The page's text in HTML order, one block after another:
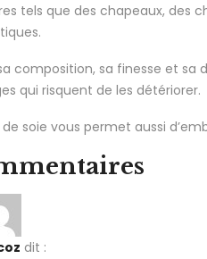
tels que des chapeaux, des
composition, sa finesse et
qui risquent de les détériorer.
de soie vous permet aussi
dit :